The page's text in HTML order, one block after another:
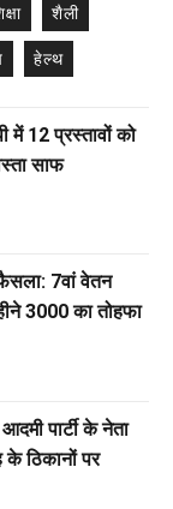
शैली
हेल्थ
12 प्रस्तावों को
साफ
7वां वेतन
₹3000 का तोहफा
पार्टी के नेता
के ठिकानों पर